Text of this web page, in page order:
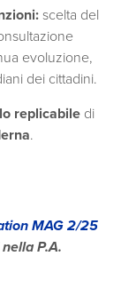
scelta del
evoluzione,
dei cittadini.
replicabile di
.
MAG 2/25
P.A.